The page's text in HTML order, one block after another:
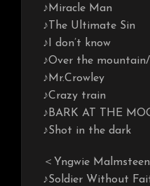
♪Miracle Man
♪The Ultimate Sin
♪I don’t know
♪Over the
♪Mr.Crowley
♪Crazy train
♪BARK AT THE
♪Shot in the dark
＜Yngwie Malmsteen
♪Soldier Without